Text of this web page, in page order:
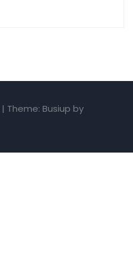
| Theme: Busiup by